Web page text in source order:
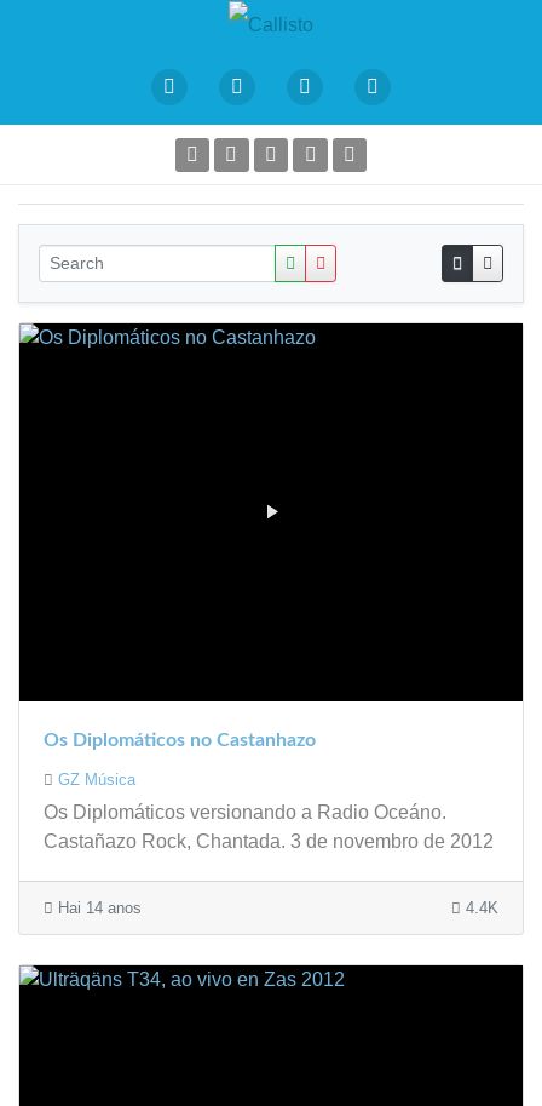
Os Diplomáticos no Castanhazo
GZ Música
Os Diplomáticos versionando a Radio Oceáno.
Castañazo Rock, Chantada. 3 de novembro de 2012
Hai 14 anos 4.4K